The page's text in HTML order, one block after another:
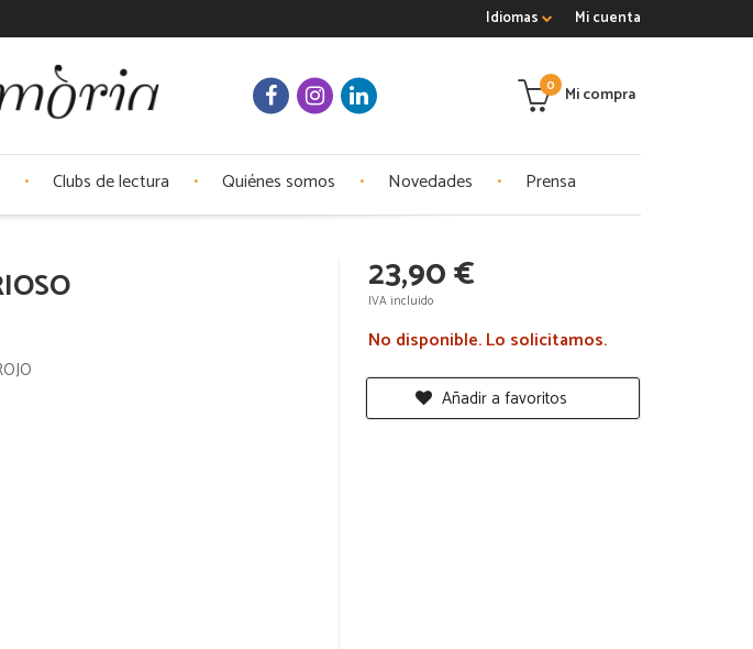
Mi cuenta
Idiomas
Mi compra
0
Clubs de lectura Quiénes somos Novedades Prensa
23,90 €
IVA incluido
No disponible. Lo solicitamos.
Añadir a favoritos